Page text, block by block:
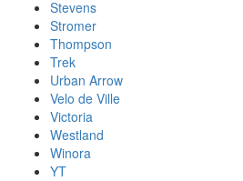
Stevens
Stromer
Thompson
Trek
Urban Arrow
Velo de Ville
Victoria
Westland
Winora
YT